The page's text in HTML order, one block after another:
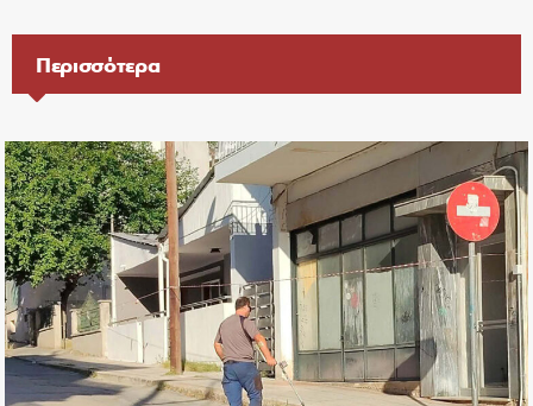
Περισσότερα